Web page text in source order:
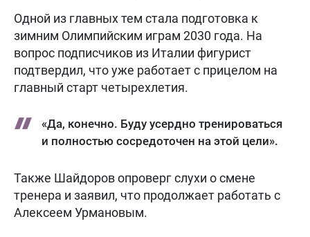
Одной из главных тем стала подготовка к
зимним Олимпийским играм 2030 года. На
вопрос подписчиков из Италии фигурист
подтвердил, что уже работает с прицелом на
главный старт четырехлетия.
«Да, конечно. Буду усердно тренироваться
и полностью сосредоточен на этой цели».
Также Шайдоров опроверг слухи о смене
тренера и заявил, что продолжает работать с
Алексеем Урмановым.